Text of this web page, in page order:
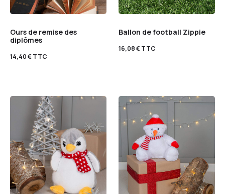
Ours de remise des
diplômes
14,40€TTC
Ballon de football Zippie
16,08€TTC